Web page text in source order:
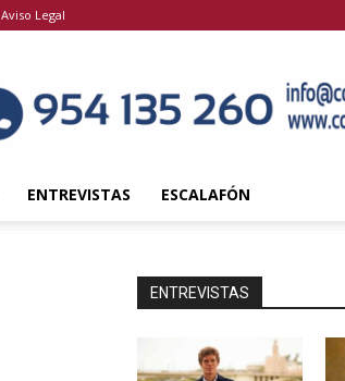
Aviso Legal
ENTREVISTAS ESCALAFÓN
ENTREVISTAS